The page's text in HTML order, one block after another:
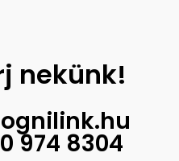
nekünk!
974 8304